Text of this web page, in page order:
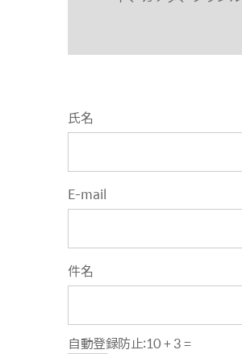
氏名
E-mail
件名
自動登録防止:10 + 3 =